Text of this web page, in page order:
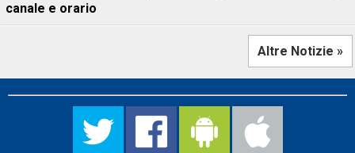
canale e orario
Altre Notizie »